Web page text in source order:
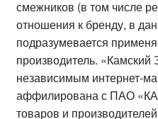
смежников (в том числе
отношения к бренду, в
подразумевается
производитель. «Камский
независимым интернет-
аффилирована с ПАО
товаров и